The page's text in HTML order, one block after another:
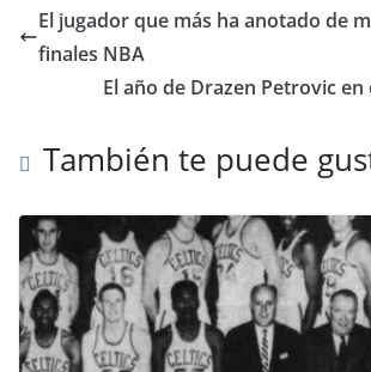
El jugador que más ha anotado de
finales NBA
El año de Drazen Petrovic en
También te puede